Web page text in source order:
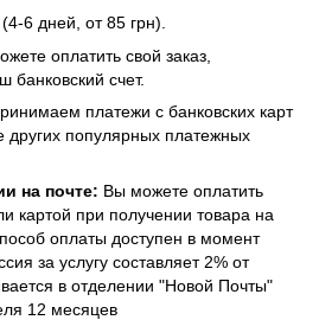
6 дней, от 85 грн).
оплатить свой заказ,
банковский счет.
платежи с банковских карт
других популярных платежных
на почте: Вы можете оплатить
картой при получении товара на
оплаты доступен в момент
за услугу составляет 2% от
в отделении "Новой Почты"
12 месяцев